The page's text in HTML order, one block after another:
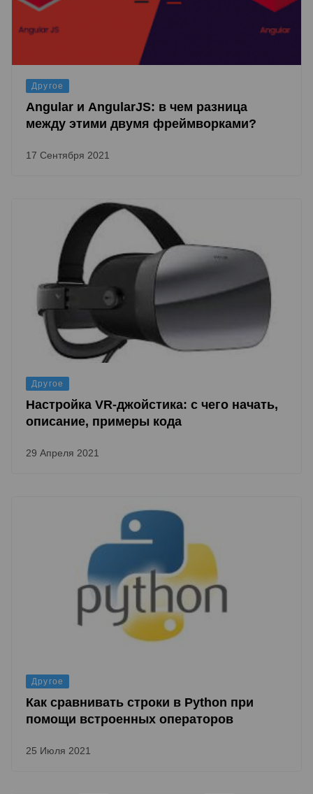
Другое
Angular и AngularJS: в чем разница
между этими двумя фреймворками?
17 Сентября 2021
Другое
Настройка VR-джойстика: с чего начать,
описание, примеры кода
29 Апреля 2021
Другое
Как сравнивать строки в Python при
помощи встроенных операторов
25 Июля 2021